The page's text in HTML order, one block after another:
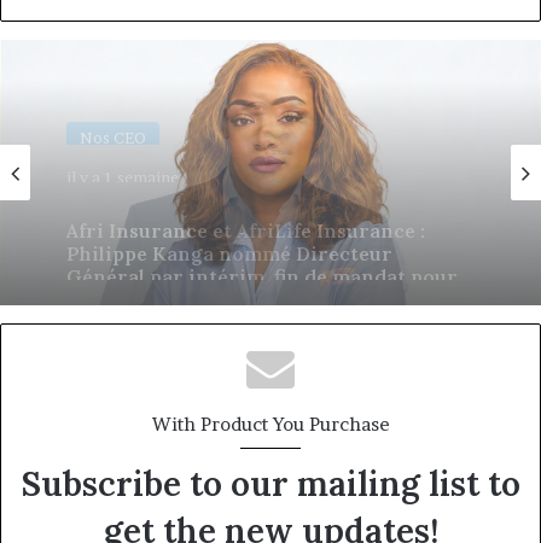
Nos CEO
18 juin 2026
Eva Mballa, la journaliste-entrepreneure
qui veut donner aux médias africains une
nouvelle saison
With Product You Purchase
Subscribe to our mailing list to
get the new updates!